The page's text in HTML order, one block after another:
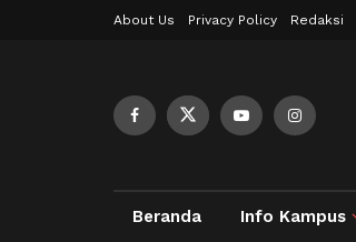
About Us Privacy Policy Redaksi
Beranda Info Kampus